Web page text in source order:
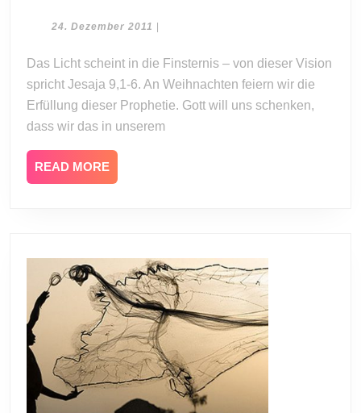
Das
scheint
hell
24. Dezember 2011 24.
|
Das Licht scheint in die Finsternis – von dieser Vision
spricht Jesaja 9,1-6. An Weihnachten feiern wir die
Erfüllung dieser Prophetie. Gott will uns schenken,
dass wir das in unserem
READ MORE
MORE